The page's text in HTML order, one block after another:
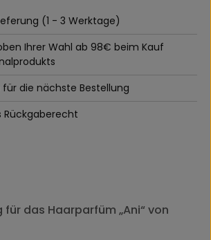
(1 - 3 Werktage)
Ihrer Wahl ab 98€ beim Kauf
die nächste Bestellung
Rückgaberecht
das Haarparfüm „Ani“ von